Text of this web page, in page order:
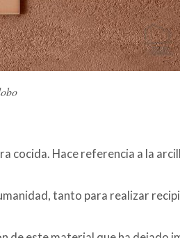
cocida. Hace referencia a la
tanto para realizar